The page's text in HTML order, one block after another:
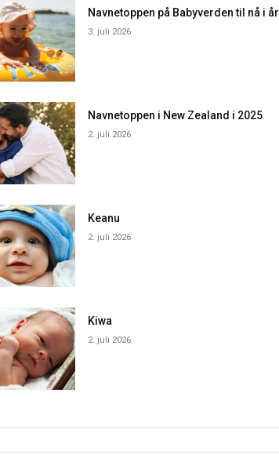
Navnetoppen på Babyverden til nå i år
3. juli 2026
Navnetoppen i New Zealand i 2025
2. juli 2026
Keanu
2. juli 2026
Kiwa
2. juli 2026